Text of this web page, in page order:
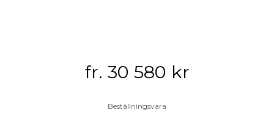
fr. 30 580 kr
Beställningsvara